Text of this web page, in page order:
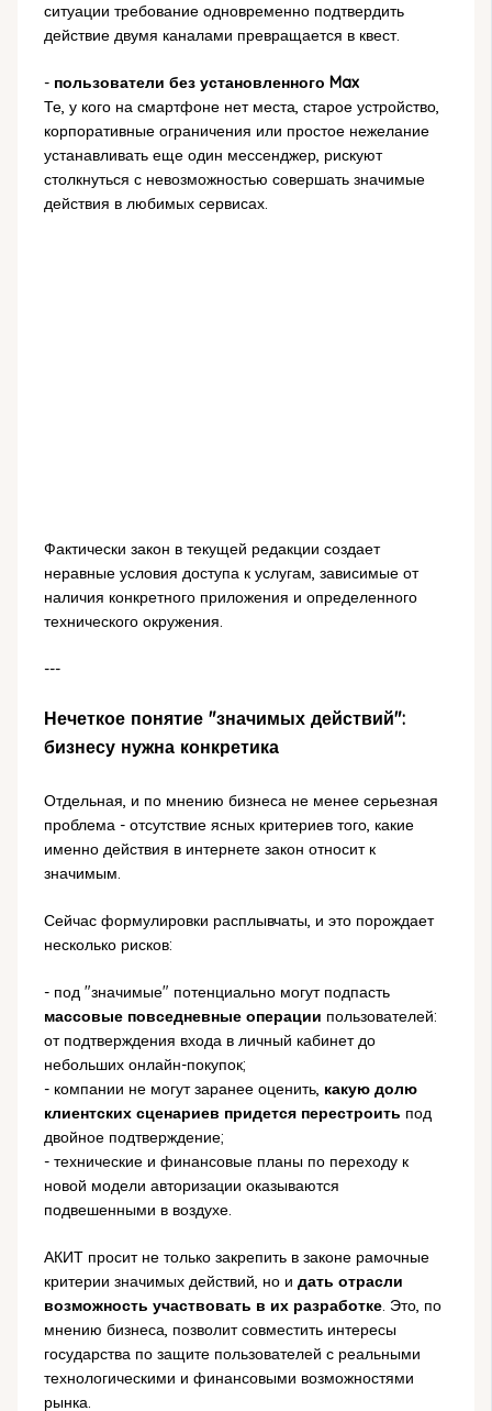
ситуации требование одновременно подтвердить
действие двумя каналами превращается в квест.
- пользователи без установленного Max
Те, у кого на смартфоне нет места, старое устройство,
корпоративные ограничения или простое нежелание
устанавливать еще один мессенджер, рискуют
столкнуться с невозможностью совершать значимые
действия в любимых сервисах.
Фактически закон в текущей редакции создает
неравные условия доступа к услугам, зависимые от
наличия конкретного приложения и определенного
технического окружения.
---
Нечеткое понятие "значимых действий":
бизнесу нужна конкретика
Отдельная, и по мнению бизнеса не менее серьезная
проблема - отсутствие ясных критериев того, какие
именно действия в интернете закон относит к
значимым.
Сейчас формулировки расплывчаты, и это порождает
несколько рисков:
- под "значимые" потенциально могут подпасть
массовые повседневные операции пользователей:
от подтверждения входа в личный кабинет до
небольших онлайн-покупок;
- компании не могут заранее оценить, какую долю
клиентских сценариев придется перестроить под
двойное подтверждение;
- технические и финансовые планы по переходу к
новой модели авторизации оказываются
подвешенными в воздухе.
АКИТ просит не только закрепить в законе рамочные
критерии значимых действий, но и дать отрасли
возможность участвовать в их разработке. Это, по
мнению бизнеса, позволит совместить интересы
государства по защите пользователей с реальными
технологическими и финансовыми возможностями
рынка.